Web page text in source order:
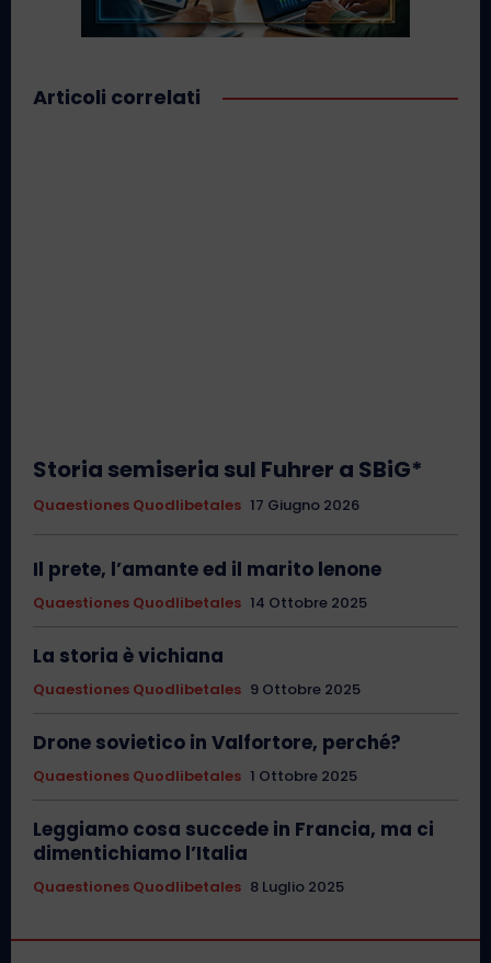
Articoli correlati
Storia semiseria sul Fuhrer a SBiG*
Quaestiones Quodlibetales 17 Giugno 2026
Il prete, l’amante ed il marito lenone
Quaestiones Quodlibetales 14 Ottobre 2025
La storia è vichiana
Quaestiones Quodlibetales 9 Ottobre 2025
Drone sovietico in Valfortore, perché?
Quaestiones Quodlibetales 1 Ottobre 2025
Leggiamo cosa succede in Francia, ma ci
dimentichiamo l’Italia
Quaestiones Quodlibetales 8 Luglio 2025